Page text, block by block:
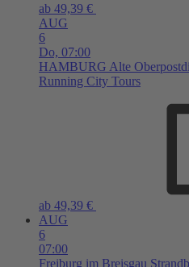
ab 49,39 €
AUG
6
Do, 07:00
HAMBURG Alte
Running City Tours
ab 49,39 €
AUG
6
07:00
Freiburg im Breisgau